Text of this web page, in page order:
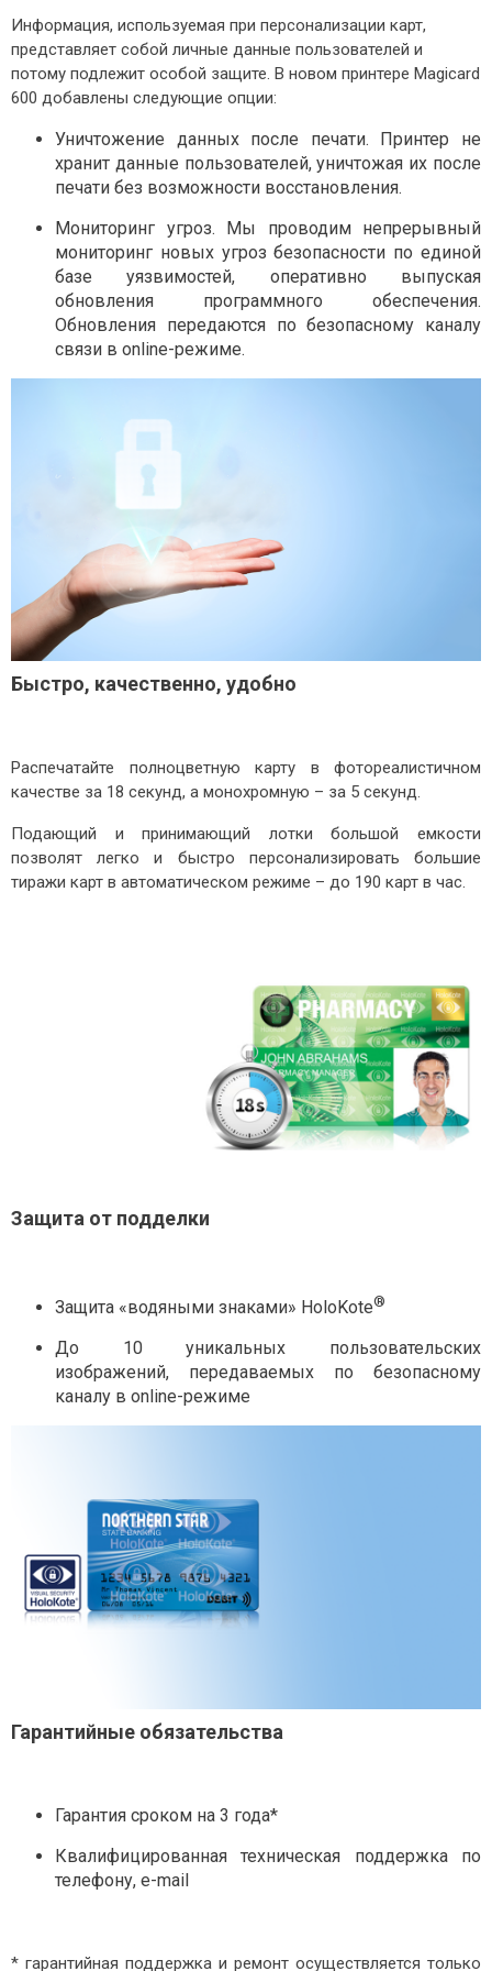
КОНТАКТЫ
Информация, используемая при персонализации карт,
представляет собой личные данные пользователей и
потому подлежит особой защите. В новом принтере Magicard
600 добавлены следующие опции:
Уничтожение данных после печати. Принтер не
хранит данные пользователей, уничтожая их после
печати без возможности восстановления.
Мониторинг угроз. Мы проводим непрерывный
мониторинг новых угроз безопасности по единой
базе уязвимостей, оперативно выпуская
обновления программного обеспечения.
Обновления передаются по безопасному каналу
связи в online-режиме.
Быстро, качественно, удобно
Распечатайте полноцветную карту в фотореалистичном
качестве за 18 секунд, а монохромную – за 5 секунд.
Подающий и принимающий лотки большой емкости
позволят легко и быстро персонализировать большие
тиражи карт в автоматическом режиме – до 190 карт в час.
Защита от подделки
Защита «водяными знаками» HoloKote®
До 10 уникальных пользовательских
изображений, передаваемых по безопасному
каналу в online-режиме
Гарантийные обязательства
Гарантия сроком на 3 года*
Квалифицированная техническая поддержка по
телефону, e-mail
* гарантийная поддержка и ремонт осуществляется только